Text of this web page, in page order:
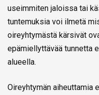
useimmiten jaloissa tai
tuntemuksia voi ilmetä
oireyhtymästä kärsivät
epämiellyttävää tunnetta
alueella.
Oireyhtymän aiheuttamia